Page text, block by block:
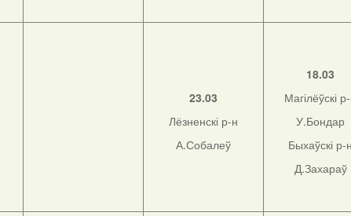
23.03
Лёзненскі р-н
А.Собалеў
18.03
Магілёўскі
У.Бондар
Быхаўскі р-
Д.Захараў